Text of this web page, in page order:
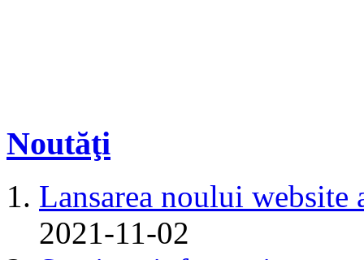
Noutăţi
Lansarea noului website
2021-11-02